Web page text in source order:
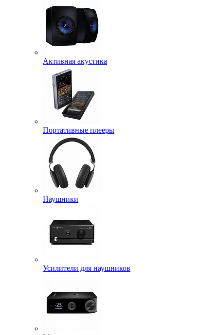
Активная акустика
Портативные плееры
Наушники
Усилители для наушников